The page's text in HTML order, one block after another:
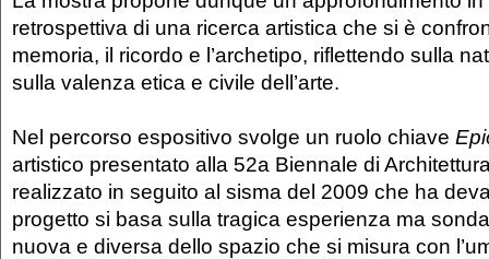
retrospettiva di una ricerca artistica che si è
memoria, il ricordo e l’archetipo, riflettendo sulla
sulla valenza etica e civile dell’arte.
Nel percorso espositivo svolge un ruolo chiave
artistico presentato alla 52a Biennale di
realizzato in seguito al sisma del 2009 che ha
progetto si basa sulla tragica esperienza ma
nuova e diversa dello spazio che si misura con